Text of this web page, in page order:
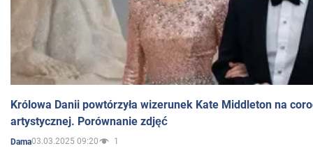
Królowa Danii powtórzyła wizerunek Kate Middleton na
artystycznej. Porównanie zdjęć
Dama03.03.2025 09:20 1